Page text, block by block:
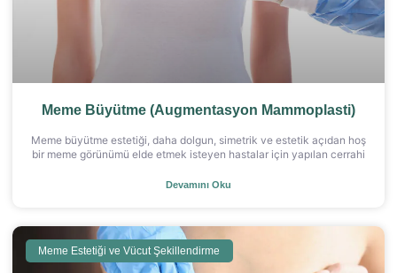
Meme Büyütme (Augmentasyon Mammoplasti)
Meme büyütme estetiği, daha dolgun, simetrik ve estetik açıdan hoş
bir meme görünümü elde etmek isteyen hastalar için yapılan cerrahi
Devamını Oku
Meme Estetiği ve Vücut Şekillendirme